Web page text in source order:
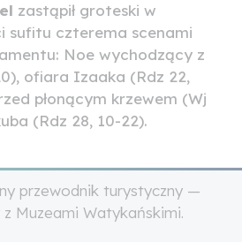
zastąpił groteski w
sufitu czterema scenami
Noe wychodzący z
ofiara Izaaka (Rdz 22,
płonącym krzewem (Wj
(Rdz 28, 10-22).
przewodnik turystyczny —
Muzeami Watykańskimi.